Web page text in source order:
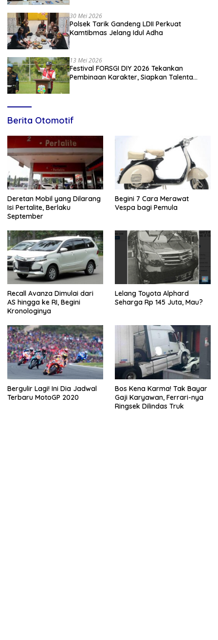
30 Mei 2026
Polsek Tarik Gandeng LDII Perkuat
Kamtibmas Jelang Idul Adha
13 Mei 2026
Festival FORSGI DIY 2026 Tekankan
Pembinaan Karakter, Siapkan Talenta
Berita Otomotif
Deretan Mobil yang Dilarang
Isi Pertalite, Berlaku
September
Begini 7 Cara Merawat
Vespa bagi Pemula
Recall Avanza Dimulai dari
AS hingga ke RI, Begini
Kronologinya
Lelang Toyota Alphard
Seharga Rp 145 Juta, Mau?
Bergulir Lagi! Ini Dia Jadwal
Terbaru MotoGP 2020
Bos Kena Karma! Tak Bayar
Gaji Karyawan, Ferrari-nya
Ringsek Dilindas Truk